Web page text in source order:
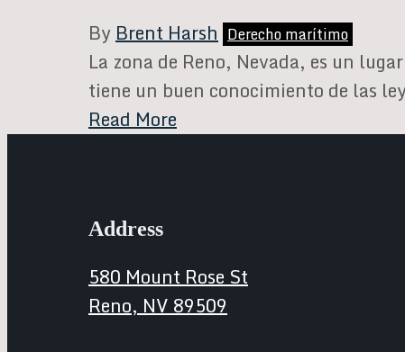
ByBrent Harsh Derecho marítimo
La zona de Reno, Nevada, es un
tiene un buen conocimiento de las
Read More
Address
580 Mount Rose St
Reno, NV 89509